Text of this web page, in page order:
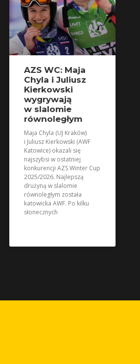
AZS WC: Maja
Chyla i Juliusz
Kierkowski
wygrywają
w slalomie
równoległym
Maja Chyla (UJ Kraków)
i Juliusz Kierkowski (AWF
Katowice) okazali się
najszybsi w ostatniej
konkurencji AZS Winter Cup
2025/2026. Najlepszą
drużyną w slalomie
równoległym została
katowicka AWF. Po kilku
słonecznych